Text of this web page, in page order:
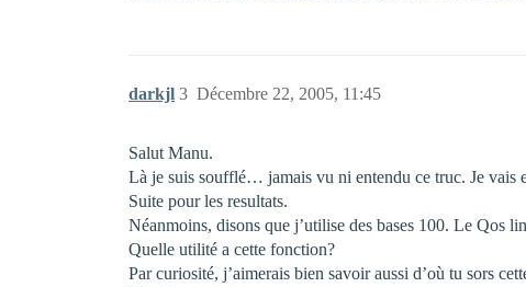
darkjl Décembre 22, 2005, 11:45
3
Salut Manu.
Là je suis soufflé… jamais vu ni entendu ce truc. Je vais
Suite pour les resultats.
Néanmoins, disons que j’utilise des bases 100. Le Qos
Quelle utilité a cette fonction?
Par curiosité, j’aimerais bien savoir aussi d’où tu sors